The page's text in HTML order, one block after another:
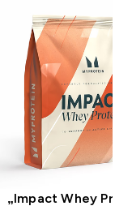
„Impact Whey